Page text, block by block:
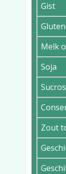
Gist
Gluten
Melk
Soja
Zout